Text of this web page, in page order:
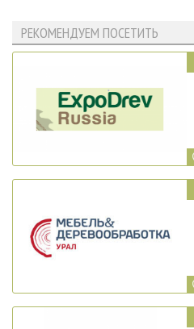
РЕКОМЕНДУЕМ ПОСЕТИТЬ